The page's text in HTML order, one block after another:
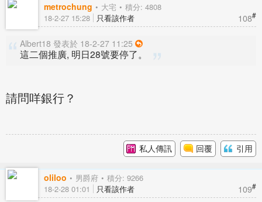
metrochung 大宅 積分: 4808
108#
18-2-27 15:28 只看該作者
Albert18 發表於 18-2-27 11:25
這二個推廣, 明日28號要停了。
請問咩銀行？
私人傳訊 回覆 引用
oliloo 男爵府 積分: 9266
109#
18-2-28 01:01 只看該作者